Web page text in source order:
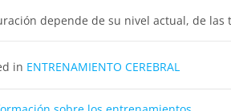
depende de su nivel actual, de
in ENTRENAMIENTO CEREBRAL